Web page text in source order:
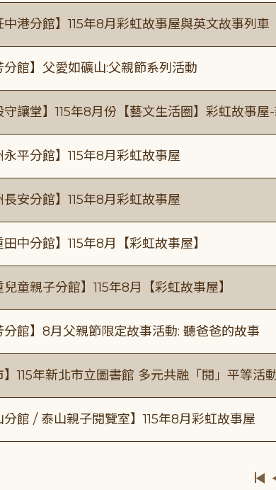
中港分館】115年8月彩虹故事屋與英文故事列車
分館】父愛如礦山:父親節系列活動
守讓堂】115年8月份【藝文生活圈】彩虹故事
永平分館】115年8月彩虹故事屋
長安分館】115年8月彩虹故事屋
田中分館】115年8月【彩虹故事屋】
兒童親子分館】115年8月【彩虹故事屋】
分館】8月父親節限定故事活動: 聽爸爸的故事
】115年新北市立圖書館 多元共融「閱」平等活
分館 / 泰山親子閱覽室】115年8月彩虹故事屋